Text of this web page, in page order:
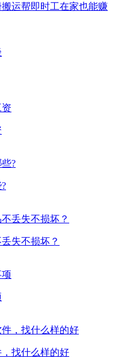
运帮即时工在家也能赚
失不损坏？
找什么样的好